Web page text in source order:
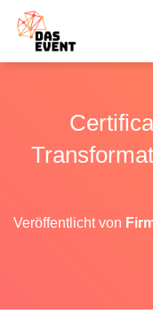
Veröffentlicht von